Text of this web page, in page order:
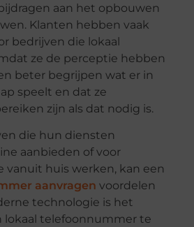
aan het opbouwen
Klanten hebben vaak
bedrijven die lokaal
ze de perceptie hebben
beter begrijpen wat er in
speelt en dat ze
zijn als dat nodig is.
die hun diensten
aanbieden of voor
vanuit huis werken, kan een
aanvragen voordelen
technologie is het
lokaal telefoonnummer te